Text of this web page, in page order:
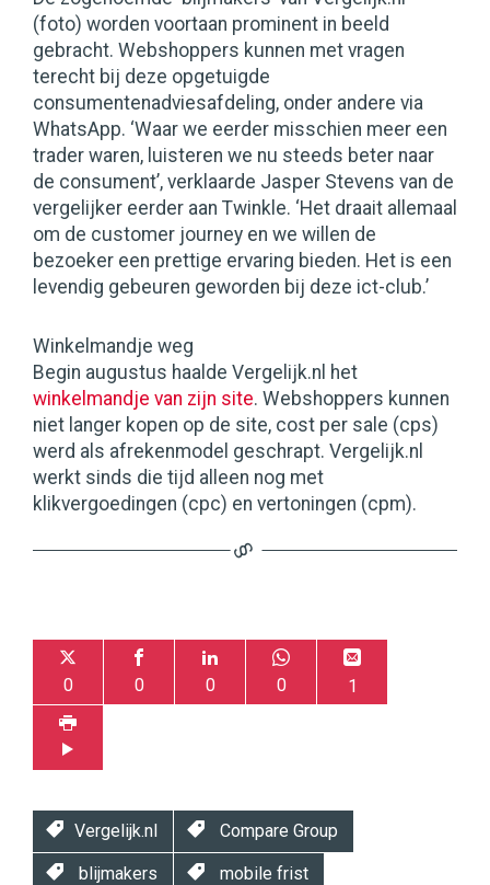
(foto) worden voortaan prominent in beeld
gebracht. Webshoppers kunnen met vragen
terecht bij deze opgetuigde
consumentenadviesafdeling, onder andere via
WhatsApp. ‘Waar we eerder misschien meer een
trader waren, luisteren we nu steeds beter naar
de consument’, verklaarde Jasper Stevens van de
vergelijker eerder aan Twinkle. ‘Het draait allemaal
om de customer journey en we willen de
bezoeker een prettige ervaring bieden. Het is een
levendig gebeuren geworden bij deze ict-club.’
Winkelmandje weg
Begin augustus haalde Vergelijk.nl het
winkelmandje van zijn site. Webshoppers kunnen
niet langer kopen op de site, cost per sale (cps)
werd als afrekenmodel geschrapt. Vergelijk.nl
werkt sinds die tijd alleen nog met
klikvergoedingen (cpc) en vertoningen (cpm).
0 0 0 0 1
Vergelijk.nl Compare Group
blijmakers mobile frist